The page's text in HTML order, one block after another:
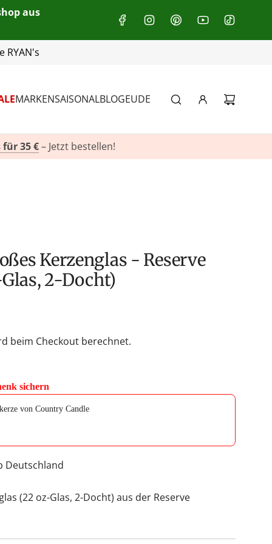
aus
116 719 10
MARKENSAISONALBLOGEUDE
für 35 €– Jetzt bestellen!
2-Docht)
beim Checkout berechnet.
sichern
navigate through product add-ons, or scroll horizontally to view
von Country Candle
Deutschland
(22 oz-Glas, 2-Docht) aus der Reserve